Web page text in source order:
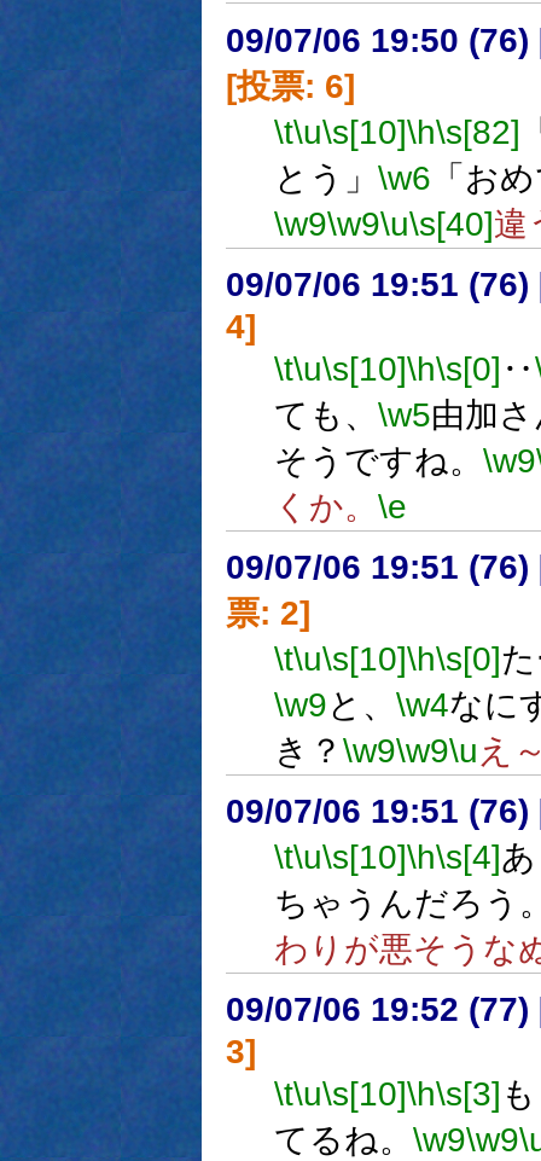
09/07/06 19:50 (76)
[投票: 6]
\t\u\s[10]\h\s[82]
とう」 \w6 「お
\w9\w9\u\s[40]違
09/07/06 19:51 (76)
4]
\t\u\s[10]\h\s[0] ‥
ても、 \w5由加
そうですね。 \w9
くか。 \e
09/07/06 19:51 (76)
票: 2]
\t\u\s[10]\h\s[0]
\w9と、 \w4なに
き？ \w9\w9\u え
09/07/06 19:51 (76)
\t\u\s[10]\h\s[4]
ちゃうんだろう
わりが悪そうな
09/07/06 19:52 (77)
3]
\t\u\s[10]\h\s[3]
てるね。 \w9\w9